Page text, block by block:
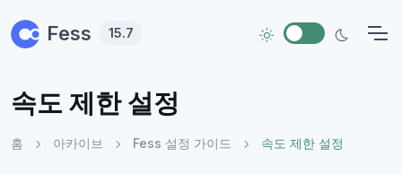
Fess 15.7
속도 제한 설정
홈 아카이브 Fess 설정 가이드 속도 제한 설정